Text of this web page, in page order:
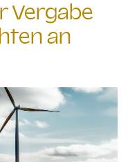
Vergabe
an